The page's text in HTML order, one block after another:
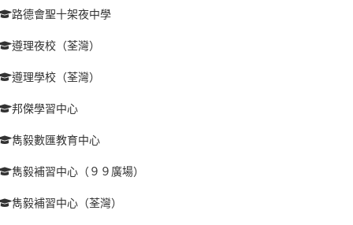
路德會聖十架夜中學
遵理夜校（荃灣）
遵理學校（荃灣）
邦傑學習中心
雋毅數匯教育中心
雋毅補習中心（９９廣場）
雋毅補習中心（荃灣）